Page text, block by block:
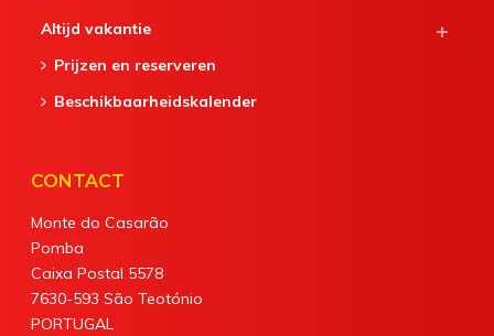
Altijd vakantie
Prijzen en reserveren
Beschikbaarheidskalender
CONTACT
Monte do Casarão
Pomba
Caixa Postal 5578
7630-593 São Teotónio
PORTUGAL